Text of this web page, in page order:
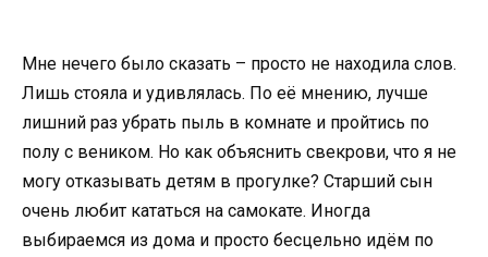
Мне нечего было сказать – просто не находила слов.
Лишь стояла и удивлялась. По её мнению, лучше
лишний раз убрать пыль в комнате и пройтись по
полу с веником. Но как объяснить свекрови, что я не
могу отказывать детям в прогулке? Старший сын
очень любит кататься на самокате. Иногда
выбираемся из дома и просто бесцельно идём по